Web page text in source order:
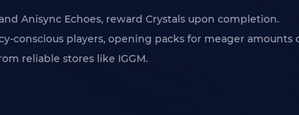
Anisync Echoes, reward Crystals upon completion.
conscious players, opening packs for meager amounts
reliable stores like IGGM.